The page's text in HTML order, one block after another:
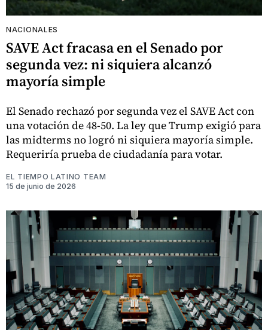
NACIONALES
SAVE Act fracasa en el Senado por
segunda vez: ni siquiera alcanzó
mayoría simple
El Senado rechazó por segunda vez el SAVE Act con
una votación de 48-50. La ley que Trump exigió para
las midterms no logró ni siquiera mayoría simple.
Requeriría prueba de ciudadanía para votar.
EL TIEMPO LATINO TEAM
15 de junio de 2026